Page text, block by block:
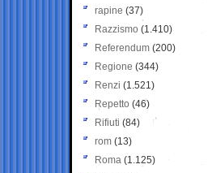
rapine (37)
Razzismo (1.410)
Referendum (200)
Regione (344)
Renzi (1.521)
Repetto (46)
Rifiuti (84)
rom (13)
Roma (1.125)